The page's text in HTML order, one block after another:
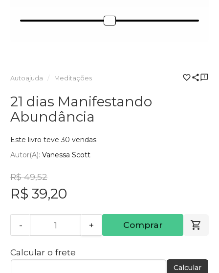
Autoajuda Meditações
21 dias Manifestando
Abundância
Este livro teve 30 vendas
Autor(a): Vanessa Scott
R$ 49,52
R$ 39,20
- + Comprar
Calcular o frete
Calcular